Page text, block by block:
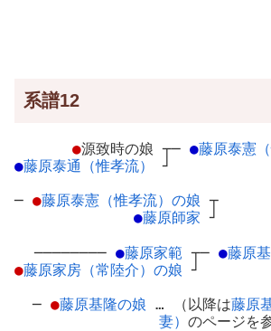
系譜12
●源致時の娘 ┬
●藤原泰通（惟孝流） ┘
─ ●藤原泰憲（
─ ●藤原泰憲（惟孝流）の娘 ┬
●藤原師家 ┘
──────── ●藤原家範 ┬
●藤原家房（常陸介）の娘 ┘
─ ●藤原
─ ●藤原基隆の娘 … （以降は藤原
妻） のページを